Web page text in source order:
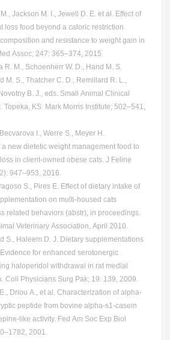
Jackson M. I., Jewell D. E. et al. Effect of
loss food beyond a caloric restriction
and resistance to weight gain in
Assoc; 247: 365–374, 2015.
R. M., Schoenherr W. D., Hand M. S.
M. S., Thatcher C. D., Remillard R. L.,
B. J., eds. Small Animal Clinical
Topeka, KS: Mark Morris Institute; 502–541,
I., Werre S., Meyer H.
a new dietetic weight management food to
in client-owned obese cats. J Feline
947–953, 2016.
S., Pires E. Effect of dietary intake of
on multi-housed cats
related behaviors (abstr), in proceedings.
Veterinary Association, April 2010.
S., Haleem D. J. Dietary supplementations
for enhanced serotonergic
haloperidol withdrawal in rat medial
Coll Physicians Surg Pak; 19: 139, 2009.
Driou A., et al. Characterization of alpha-
peptide from bovine alpha-s1-casein
like activity. Fed Am Soc Exp Biol
2001.